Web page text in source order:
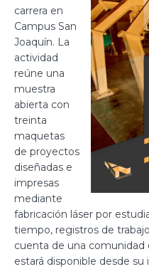
carrera en
Campus San
Joaquín. La
actividad
reúne una
muestra
abierta con
treinta
maquetas
de proyectos
diseñadas e
impresas
mediante
fabricación láser por
tiempo, registros de
cuenta de una comunidad
estará disponible desde su